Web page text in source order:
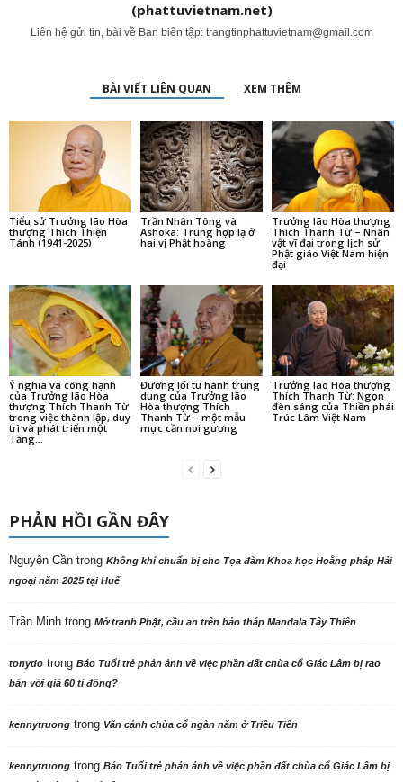
(phattuvietnam.net)
Liên hệ gửi tin, bài về Ban biên tập: trangtinphattuvietnam@gmail.com
BÀI VIẾT LIÊN QUAN XEM THÊM
Tiểu sử Trưởng lão Hòa
thượng Thích Thiện
Tánh (1941-2025)
Trần Nhân Tông và
Ashoka: Trùng hợp lạ ở
hai vị Phật hoàng
Trưởng lão Hòa thượng
Thích Thanh Từ – Nhân
vật vĩ đại trong lịch sử
Phật giáo Việt Nam hiện
đại
Ý nghĩa và công hạnh
của Trưởng lão Hòa
thượng Thích Thanh Từ
trong việc thành lập, duy
trì và phát triển một
Tăng...
Đường lối tu hành trung
dung của Trưởng lão
Hòa thượng Thích
Thanh Từ – một mẫu
mực cần noi gương
Trưởng lão Hòa thượng
Thích Thanh Từ: Ngọn
đèn sáng của Thiền phái
Trúc Lâm Việt Nam
PHẢN HỒI GẦN ĐÂY
Nguyên Cần trong Không khí chuẩn bị cho Tọa đàm Khoa học Hoằng pháp Hải
ngoại năm 2025 tại Huế
Trần Minh trong Mở tranh Phật, cầu an trên bảo tháp Mandala Tây Thiên
tonydo trong Báo Tuổi trẻ phản ảnh về việc phần đất chùa cổ Giác Lâm bị rao
bán với giá 60 tỉ đồng?
kennytruong trong Vãn cảnh chùa cổ ngàn năm ở Triều Tiên
kennytruong trong Báo Tuổi trẻ phản ảnh về việc phần đất chùa cổ Giác Lâm bị